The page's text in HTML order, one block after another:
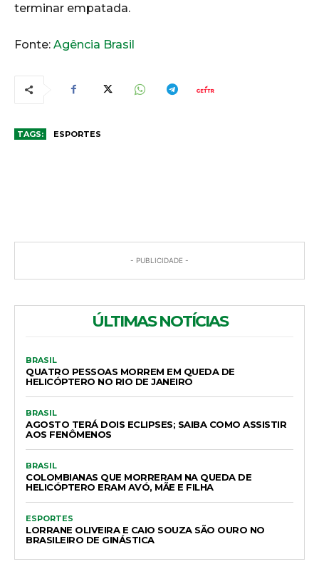
terminar empatada.
Fonte: Agência Brasil
TAGS: ESPORTES
- PUBLICIDADE -
ÚLTIMAS NOTÍCIAS
BRASIL
QUATRO PESSOAS MORREM EM QUEDA DE
HELICÓPTERO NO RIO DE JANEIRO
BRASIL
AGOSTO TERÁ DOIS ECLIPSES; SAIBA COMO ASSISTIR
AOS FENÔMENOS
BRASIL
COLOMBIANAS QUE MORRERAM NA QUEDA DE
HELICÓPTERO ERAM AVÓ, MÃE E FILHA
ESPORTES
LORRANE OLIVEIRA E CAIO SOUZA SÃO OURO NO
BRASILEIRO DE GINÁSTICA